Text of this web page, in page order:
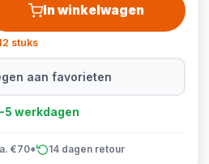
In winkelwagen
stuks
aan favorieten
5 werkdagen
€70* 14 dagen retour